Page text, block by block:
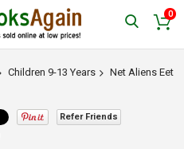
0
Children 9-13 Years
Net Aliens Eet
Refer Friends